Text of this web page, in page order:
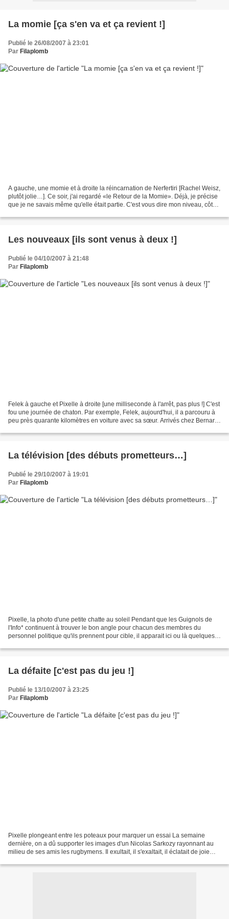
La momie [ça s'en va et ça revient !]
Publié le 26/08/2007 à 23:01
Par Filaplomb
A gauche, une momie et à droite la réincarnation de Nerfertiri [Rachel Weisz,
plutôt jolie…]. Ce soir, j'ai regardé «le Retour de la Momie». Déjà, je précise
que je ne savais même qu'elle était partie. C'est vous dire mon niveau, côté
Les nouveaux [ils sont venus à deux !]
Publié le 04/10/2007 à 21:48
Par Filaplomb
Felek à gauche et Pixelle à droite [une milliseconde à l'arrêt, pas plus !] C'est
fou une journée de chaton. Par exemple, Felek, aujourd'hui, il a parcouru à
peu près quarante kilomètres en voiture avec sa sœur. Arrivés chez Bernard,
La télévision [des débuts prometteurs…]
Publié le 29/10/2007 à 19:01
Par Filaplomb
Pixelle, la photo d'une petite chatte au soleil Pendant que les Guignols de
l'Info* continuent à trouver le bon angle pour chacun des membres du
personnel politique qu'ils prennent pour cible, il apparait ici ou là quelques
La défaite [c'est pas du jeu !]
Publié le 13/10/2007 à 23:25
Par Filaplomb
Pixelle plongeant entre les poteaux pour marquer un essai La semaine
dernière, on a dû supporter les images d'un Nicolas Sarkozy rayonnant au
milieu de ses amis les rugbymens. Il exultait, il s'exaltait, il éclatait de joie